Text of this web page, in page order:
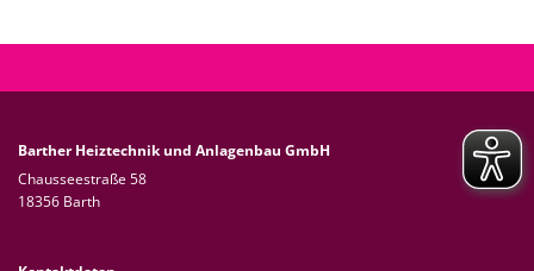
Barther Heiztechnik und Anlagenbau GmbH
Chausseestraße 58
18356 Barth